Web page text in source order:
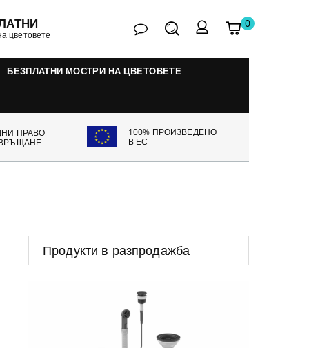
цветовете
контакт Търсене
Моята
0
БЕЗПЛАТНИ МОСТРИ НА ЦВЕТОВЕТЕ
ПРАВО
100% ПРОИЗВЕДЕНО
В ЕС
Продукти в разпродажба